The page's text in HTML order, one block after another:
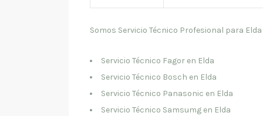
Somos Servicio Técnico Profesional para Elda
Servicio Técnico Fagor en Elda
Servicio Técnico Bosch en Elda
Servicio Técnico Panasonic en Elda
Servicio Técnico Samsumg en Elda